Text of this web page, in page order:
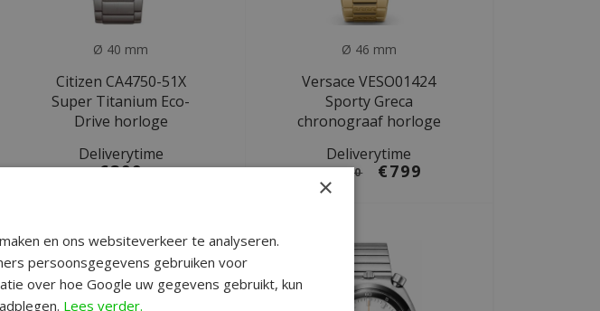
Ø 40 mm
Citizen CA4750-51X
Super Titanium Eco-
Drive horloge
Deliverytime
€399
Ø 46 mm
Versace VESO01424
Sporty Greca
chronograaf horloge
Deliverytime
€1.470 €799
×
en ons websiteverkeer te analyseren.
persoonsgegevens gebruiken voor
over hoe Google uw gegevens gebruikt, kun
Lees verder.